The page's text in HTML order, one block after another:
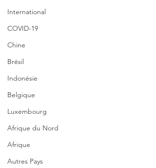
International
COVID-19
Chine
Brésil
Indonésie
Belgique
Luxembourg
Afrique du Nord
Afrique
Autres Pays